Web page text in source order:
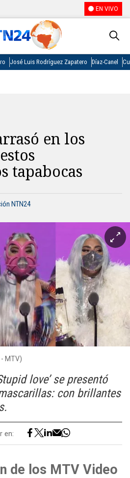
EN VIVO
José Luis Rodríguez Zapatero Díaz-Canel
en los
tapabocas
NTN24
- MTV)
love’ se presentó
con brillantes
en:
de los MTV Video